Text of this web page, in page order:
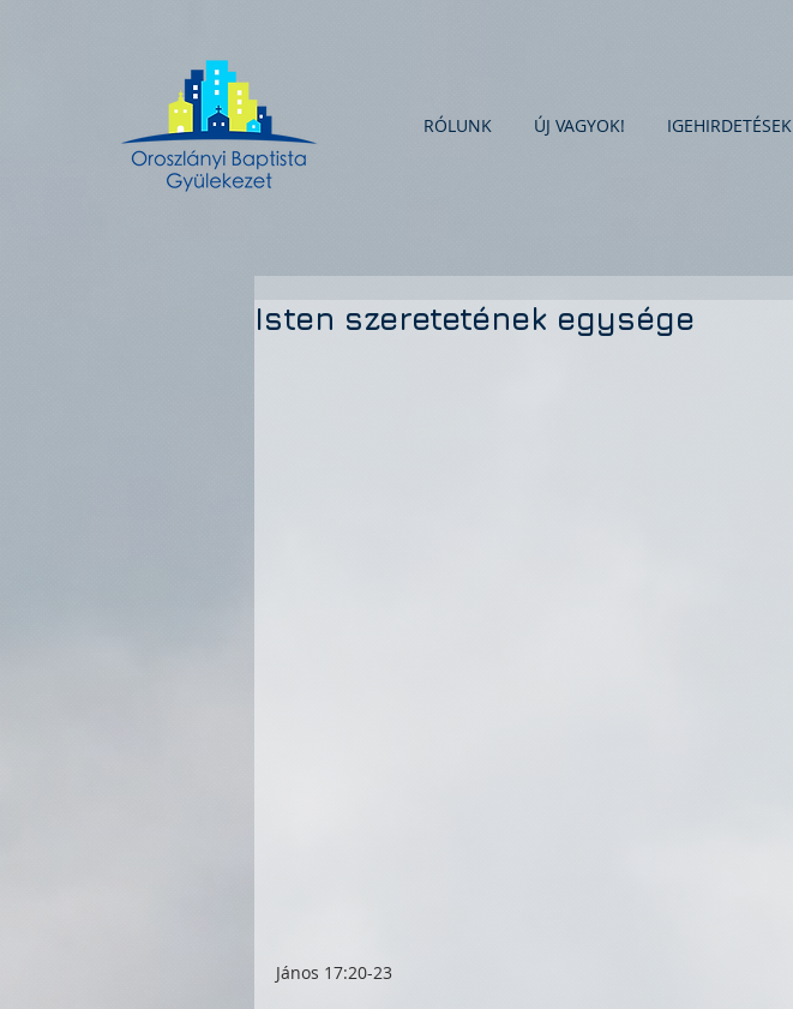
RÓLUNK ÚJ VAGYOK! IGEHIRDETÉSEK
Isten szeretetének egysége
János 17:20-23